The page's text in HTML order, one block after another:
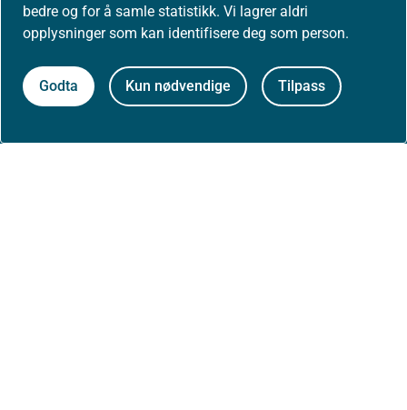
bedre og for å samle statistikk. Vi lagrer aldri
opplysninger som kan identifisere deg som person.
Godta Kun nødvendige Tilpass
Arrangementer
Høringer